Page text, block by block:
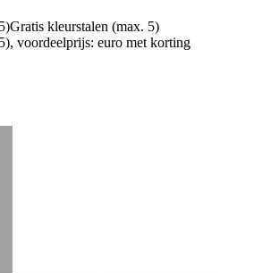
Gratis kleurstalen (max. 5)
voordeelprijs: euro met korting